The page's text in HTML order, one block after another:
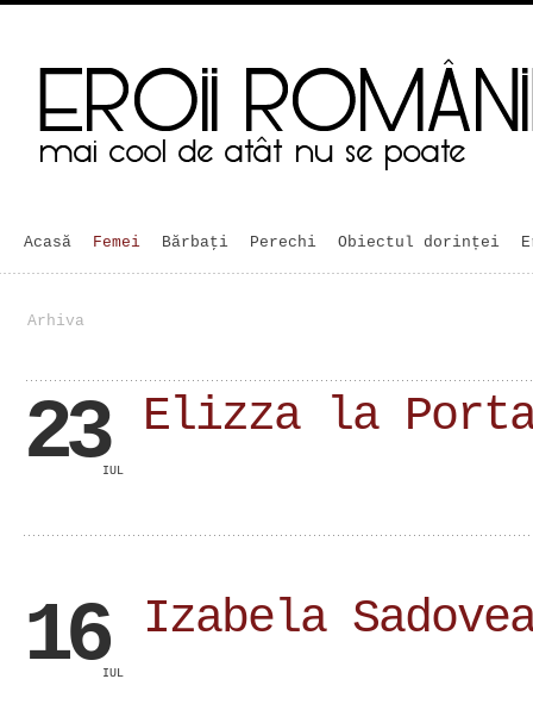
Acasă Femei Bărbaţi Perechi Obiectul dorinței
Arhiva
23IUL
Elizza la
16IUL
Izabela